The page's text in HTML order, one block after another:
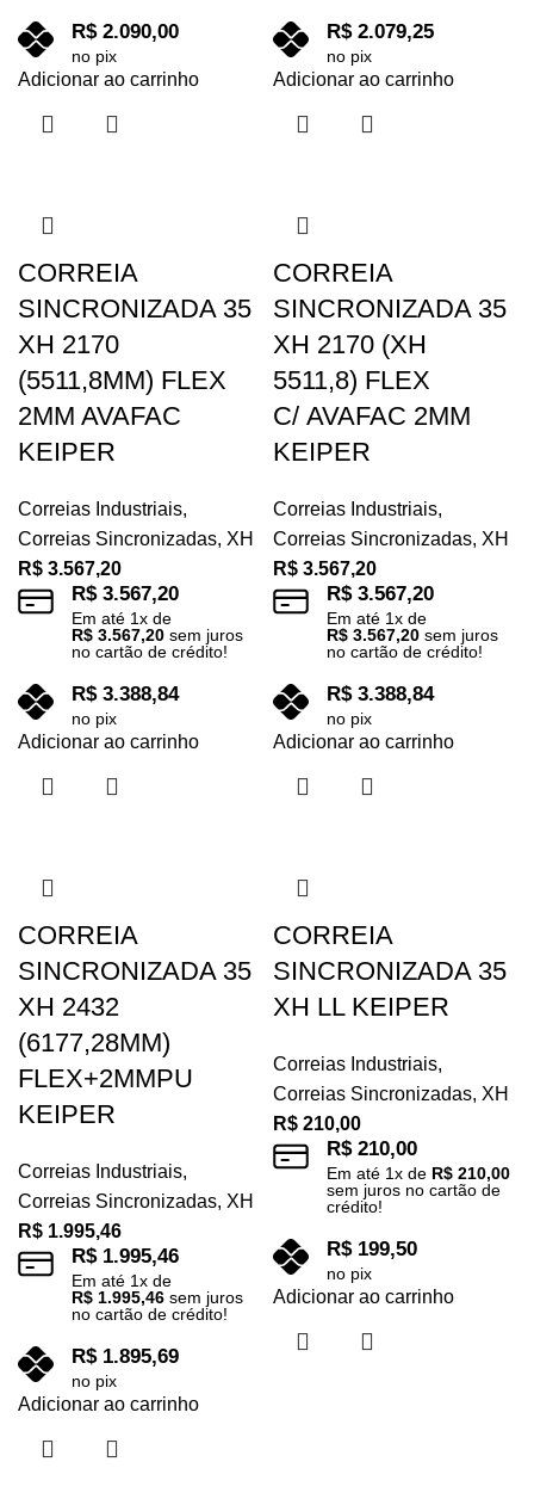
R$2.090,00
no pix
Adicionar ao carrinho
R$2.079,25
no pix
Adicionar ao carrinho
CORREIA
SINCRONIZADA 35
XH 2170
(5511,8MM) FLEX
2MM AVAFAC
KEIPER
Correias Industriais,
Correias Sincronizadas, XH
R$ 3.567,20
R$3.567,20
Em até 1x de
R$ 3.567,20 sem juros
no cartão de crédito!
R$3.388,84
no pix
Adicionar ao carrinho
CORREIA
SINCRONIZADA 35
XH 2170 (XH
5511,8) FLEX
C/ AVAFAC 2MM
KEIPER
Correias Industriais,
Correias Sincronizadas, XH
R$ 3.567,20
R$3.567,20
Em até 1x de
R$ 3.567,20 sem juros
no cartão de crédito!
R$3.388,84
no pix
Adicionar ao carrinho
CORREIA
SINCRONIZADA 35
XH 2432
(6177,28MM)
FLEX+2MMPU
KEIPER
Correias Industriais,
Correias Sincronizadas, XH
R$ 1.995,46
R$1.995,46
Em até 1x de
R$ 1.995,46 sem juros
no cartão de crédito!
R$1.895,69
no pix
Adicionar ao carrinho
CORREIA
SINCRONIZADA 35
XH LL KEIPER
Correias Industriais,
Correias Sincronizadas, XH
R$ 210,00
R$210,00
Em até 1x de R$ 210,00
sem juros no cartão de
crédito!
R$199,50
no pix
Adicionar ao carrinho